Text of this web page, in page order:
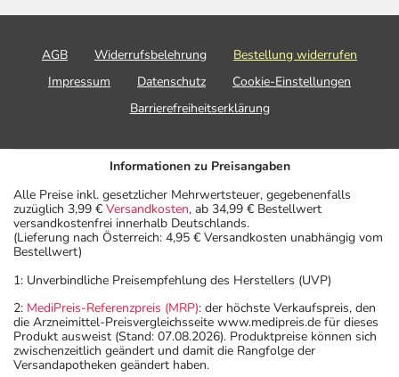
AGB Widerrufsbelehrung
Bestellung widerrufen
Impressum
Datenschutz
Cookie-Einstellungen
Barrierefreiheitserklärung
Informationen zu Preisangaben
Alle Preise inkl. gesetzlicher Mehrwertsteuer, gegebenenfalls
zuzüglich 3,99 € Versandkosten, ab 34,99 € Bestellwert
versandkostenfrei innerhalb Deutschlands.
(Lieferung nach Österreich: 4,95 € Versandkosten unabhängig vom
Bestellwert)
1: Unverbindliche Preisempfehlung des Herstellers (UVP)
2: MediPreis-Referenzpreis (MRP): der höchste Verkaufspreis, den
die Arzneimittel-Preisvergleichsseite www.medipreis.de für dieses
Produkt ausweist (Stand: 07.08.2026). Produktpreise können sich
zwischenzeitlich geändert und damit die Rangfolge der
Versandapotheken geändert haben.